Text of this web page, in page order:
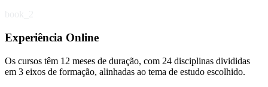
Experiência Online
Os cursos têm 12 meses de duração, com 24 disciplinas divididas
em 3 eixos de formação, alinhadas ao tema de estudo escolhido.